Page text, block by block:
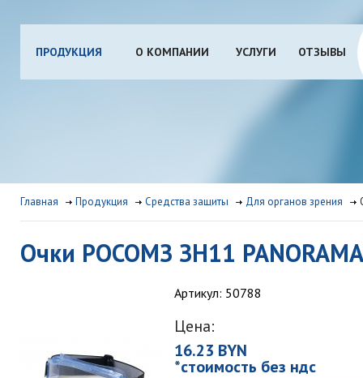
ПРОДУКЦИЯ О КОМПАНИИ УСЛУГИ ОТЗЫВЫ
Главная Продукция Средства защиты Для органов зрения
Очки РОСОМЗ ЗН11
Артикул: 50788
Цена:
16.23 BYN
*стоимость без ндс